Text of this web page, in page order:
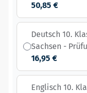
50,85 €
Deutsch 10.
Sachsen -
16,95 €
Englisch 10.